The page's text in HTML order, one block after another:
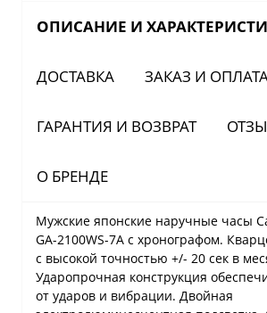
ОПИСАНИЕ И
ДОСТАВКА ЗАКАЗ И
ГАРАНТИЯ И ВОЗВРАТ
О БРЕНДЕ
Мужские японские наручные часы
GA-2100WS-7A с хронографом.
с высокой точностью +/- 20 сек в
Ударопрочная конструкция
от ударов и вибрации. Двойная